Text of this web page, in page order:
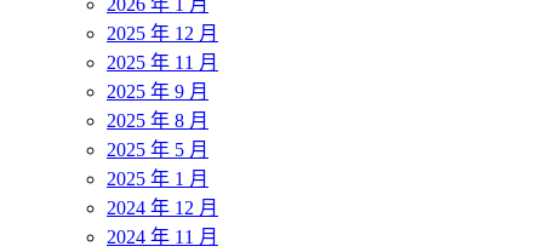
2025 年 12 月
2025 年 11 月
2025 年 9 月
2025 年 8 月
2025 年 5 月
2025 年 1 月
2024 年 12 月
2024 年 11 月